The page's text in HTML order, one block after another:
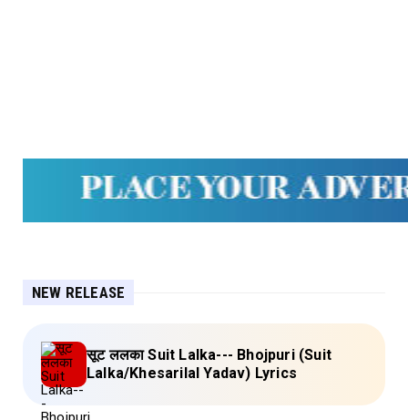
NEW RELEASE
सूट ललका Suit Lalka--- Bhojpuri (Suit
Lalka/Khesarilal Yadav) Lyrics